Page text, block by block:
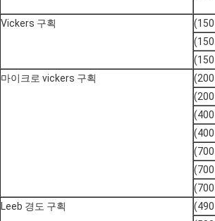
Vickers 구획
마이크로 vickers 구획
Leeb 경도 구획